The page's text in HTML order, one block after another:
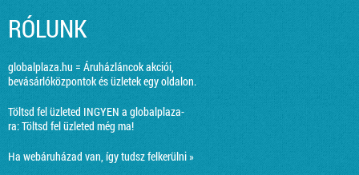
RÓLUNK
globalplaza.hu = Áruházláncok akciói,
bevásárlóközpontok és üzletek egy oldalon.
Töltsd fel üzleted INGYEN a globalplaza-
ra:Töltsd fel üzleted még ma!
Ha webáruházad van, így tudsz felkerülni »